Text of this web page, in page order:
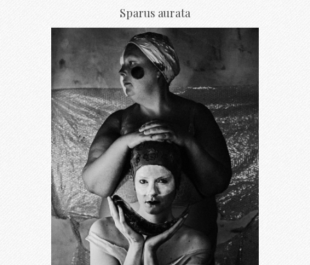
Sparus aurata